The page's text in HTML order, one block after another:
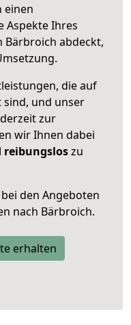
einen
Aspekte Ihres
Bärbroich abdeckt,
die auf
und unser
zur
wir Ihnen dabei
reibungsloszu
bei den Angeboten
nach Bärbroich.
erhalten